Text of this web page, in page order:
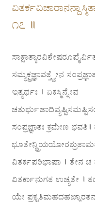
೧೭ ॥
ಸಮ್ಯಕ್ಪ್ರಜ್ಞಾವತ್ತ್ವೇನ
ಇತ್ಯರ್ಥಃ । ಏಕಸ್ಮಿನ್ನೇವ
ಸಂಪ್ರಜ್ಞಾತಃ ಕ್ರಮೇಣ ಭವತಿ।
ವಿತರ್ಕಪರಿಭಾಷಾ । ತೇನ
ವಿತರ್ಕಾನುಗತ ಉಚ್ಯತೇ ।
ಯೇ